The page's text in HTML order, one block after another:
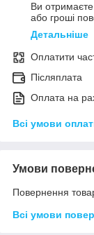
Ви
або гроші
Детальніше
Оплатити
Післяплата
Оплата на
Всі умови
Умови
Повернення
Всі умови